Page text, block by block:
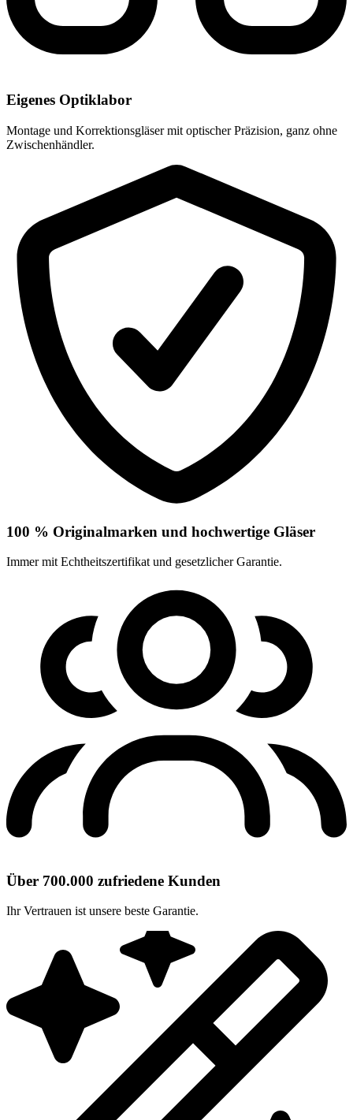
Eigenes Optiklabor
Montage und Korrektionsgläser mit optischer Präzision, ganz ohne
Zwischenhändler.
100 % Originalmarken und hochwertige Gläser
Immer mit Echtheitszertifikat und gesetzlicher Garantie.
Über 700.000 zufriedene Kunden
Ihr Vertrauen ist unsere beste Garantie.